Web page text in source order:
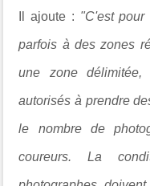
Il ajoute : "C'est pour
parfois à des zones
une zone délimitée,
autorisés à prendre
le nombre de
coureurs. La